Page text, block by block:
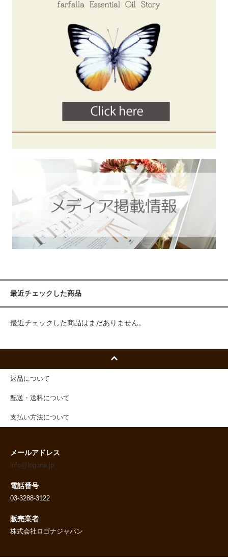
最近チェックした商品
最近チェックした商品はまだありません。
返品について
配送・送料について
支払い方法について
メールアドレス
info@logona.jp
電話番号
03-3288-3122
販売業者
株式会社ロゴナジャパン